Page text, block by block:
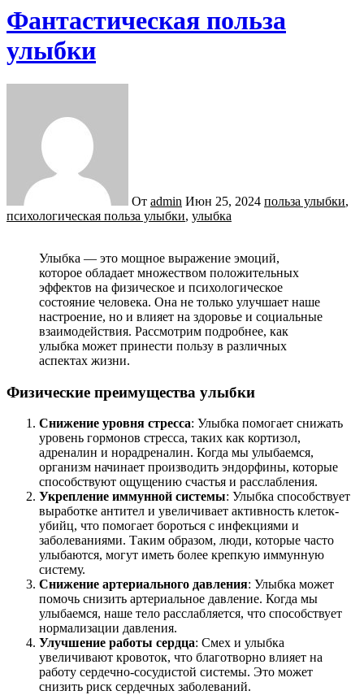
Фантастическая польза
улыбки
От admin Июн 25, 2024 польза улыбки,
психологическая польза улыбки, улыбка
Улыбка — это мощное выражение эмоций,
которое обладает множеством положительных
эффектов на физическое и психологическое
состояние человека. Она не только улучшает наше
настроение, но и влияет на здоровье и социальные
взаимодействия. Рассмотрим подробнее, как
улыбка может принести пользу в различных
аспектах жизни.
Физические преимущества улыбки
Снижение уровня стресса: Улыбка помогает снижать
уровень гормонов стресса, таких как кортизол,
адреналин и норадреналин. Когда мы улыбаемся,
организм начинает производить эндорфины, которые
способствуют ощущению счастья и расслабления.
Укрепление иммунной системы: Улыбка способствует
выработке антител и увеличивает активность клеток-
убийц, что помогает бороться с инфекциями и
заболеваниями. Таким образом, люди, которые часто
улыбаются, могут иметь более крепкую иммунную
систему.
Снижение артериального давления: Улыбка может
помочь снизить артериальное давление. Когда мы
улыбаемся, наше тело расслабляется, что способствует
нормализации давления.
Улучшение работы сердца: Смех и улыбка
увеличивают кровоток, что благотворно влияет на
работу сердечно-сосудистой системы. Это может
снизить риск сердечных заболеваний.